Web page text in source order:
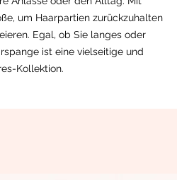
um Haarpartien zurückzuhalten
Egal, ob Sie langes oder
ist eine vielseitige und
Kollektion.